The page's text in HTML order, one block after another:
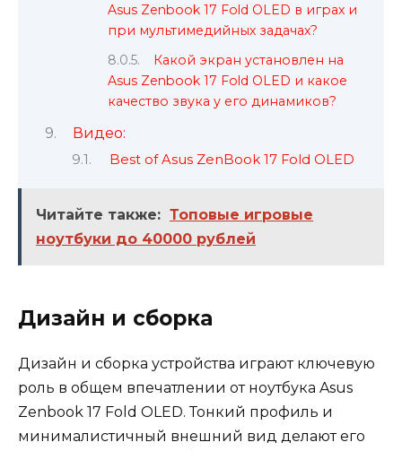
Asus Zenbook 17 Fold OLED в играх и
при мультимедийных задачах?
Какой экран установлен на
Asus Zenbook 17 Fold OLED и какое
качество звука у его динамиков?
Видео:
Best of Asus ZenBook 17 Fold OLED
Читайте также: Топовые игровые
ноутбуки до 40000 рублей
Дизайн и сборка
Дизайн и сборка устройства играют ключевую
роль в общем впечатлении от ноутбука Asus
Zenbook 17 Fold OLED. Тонкий профиль и
минималистичный внешний вид делают его